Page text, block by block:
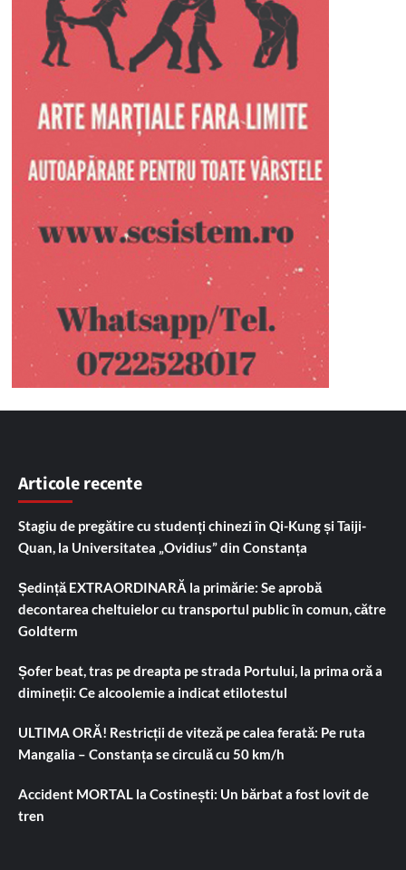
Articole recente
Stagiu de pregătire cu studenți chinezi în Qi-Kung și Taiji-
Quan, la Universitatea „Ovidius” din Constanța
Ședință EXTRAORDINARĂ la primărie: Se aprobă
decontarea cheltuielor cu transportul public în comun, către
Goldterm
Șofer beat, tras pe dreapta pe strada Portului, la prima oră a
dimineții: Ce alcoolemie a indicat etilotestul
ULTIMA ORĂ! Restricții de viteză pe calea ferată: Pe ruta
Mangalia – Constanța se circulă cu 50 km/h
Accident MORTAL la Costinești: Un bărbat a fost lovit de
tren